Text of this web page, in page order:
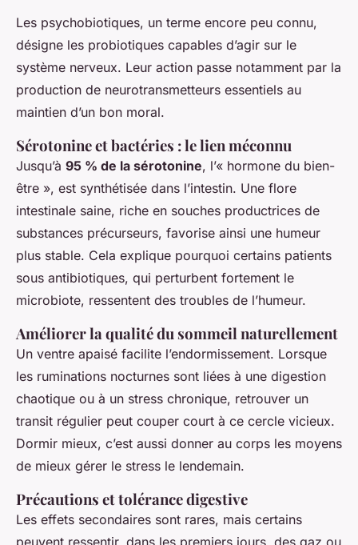
Les psychobiotiques, un terme encore peu connu,
désigne les probiotiques capables d’agir sur le
système nerveux. Leur action passe notamment par la
production de neurotransmetteurs essentiels au
maintien d’un bon moral.
Sérotonine et bactéries : le lien méconnu
Jusqu’à 95 % de la sérotonine, l’« hormone du bien-
être », est synthétisée dans l’intestin. Une flore
intestinale saine, riche en souches productrices de
substances précurseurs, favorise ainsi une humeur
plus stable. Cela explique pourquoi certains patients
sous antibiotiques, qui perturbent fortement le
microbiote, ressentent des troubles de l’humeur.
Améliorer la qualité du sommeil naturellement
Un ventre apaisé facilite l’endormissement. Lorsque
les ruminations nocturnes sont liées à une digestion
chaotique ou à un stress chronique, retrouver un
transit régulier peut couper court à ce cercle vicieux.
Dormir mieux, c’est aussi donner au corps les moyens
de mieux gérer le stress le lendemain.
Précautions et tolérance digestive
Les effets secondaires sont rares, mais certains
peuvent ressentir, dans les premiers jours, des gaz ou